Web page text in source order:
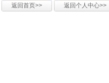
返回首页>> 返回个人中心>>